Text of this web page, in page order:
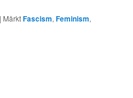
| MärktFascism,Feminism,